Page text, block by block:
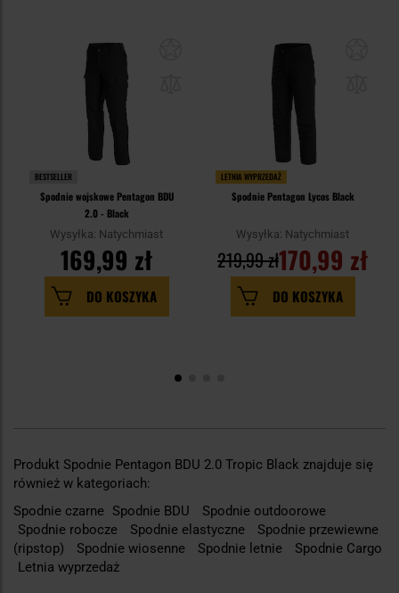
BESTSELLER
Spodnie wojskowe Pentagon BDU
2.0 - Black
Wysyłka: Natychmiast
169,99 zł
DO KOSZYKA
LETNIA WYPRZEDAŻ
Spodnie Pentagon Lycos Black
Wysyłka: Natychmiast
170,99 zł
219,99 zł
DO KOSZYKA
Produkt Spodnie Pentagon BDU 2.0 Tropic Black znajduje się
również w kategoriach:
Spodnie czarne Spodnie BDU
Spodnie outdoorowe
Spodnie robocze
Spodnie elastyczne
Spodnie przewiewne
(ripstop)
Spodnie wiosenne Spodnie letnie
Spodnie Cargo
Letnia wyprzedaż